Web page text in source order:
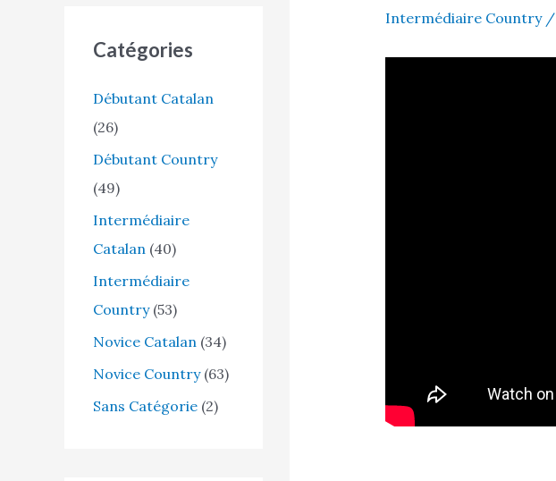
c
h
e
r
Catégories
Débutant Catalan
(26)
Débutant Country
(49)
Intermédiaire
Catalan (40)
Intermédiaire
Country(53)
Novice Catalan (34)
Novice Country(63)
Sans Catégorie (2)
Intermédiaire Country/